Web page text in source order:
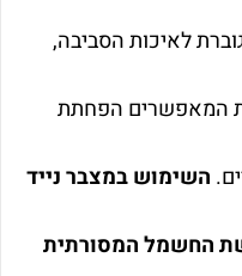
לאיכות הסביבה,
המאפשרים הפחתת
השימוש במצבר נייד
החשמל המסורתית